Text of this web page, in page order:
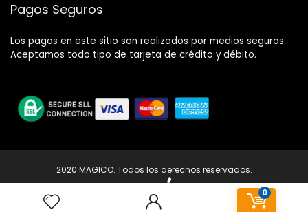
0
Pagos Seguros
Los pagos en este sitio son realizados por medios seguros.
Aceptamos todo tipo de tarjeta de crédito y débito.
2020 MAGICO. Todos los derechos reservados.